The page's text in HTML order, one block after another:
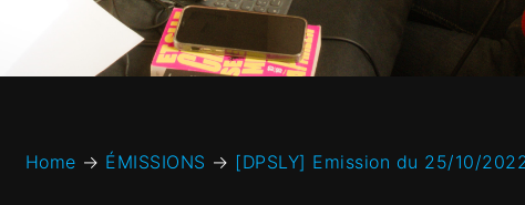
Home → ÉMISSIONS → [DPSLY] Emission du 25/10/